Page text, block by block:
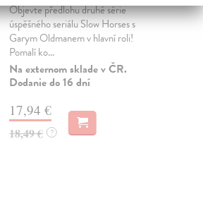
Objevte předlohu druhé série
úspěšného seriálu Slow Horses s
Garym Oldmanem v hlavní roli!
Pomalí ko...
Na externom sklade v ČR.
Dodanie do 16 dní
17,94 €
18,49 € ?